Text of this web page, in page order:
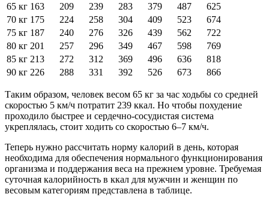
65 кг 163 209 239 283 379 487
625
70 кг 175 224 258 304 409 523
674
75 кг 187 240 276 326 439 562
722
80 кг 201 257 296 349 467 598
769
85 кг 213 272 312 369 496 636
818
90 кг 226 288 331 392 526 673 866
Таким образом, человек весом 65 кг за час ходьбы со средней
скоростью 5 км/ч потратит 239 ккал. Но чтобы похудение
проходило быстрее и сердечно-сосудистая система
укреплялась, стоит ходить со скоростью 6–7 км/ч.
Теперь нужно рассчитать норму калорий в день, которая
необходима для обеспечения нормального функционирования
организма и поддержания веса на прежнем уровне. Требуемая
суточная калорийность в ккал для мужчин и женщин по
весовым категориям представлена в таблице.